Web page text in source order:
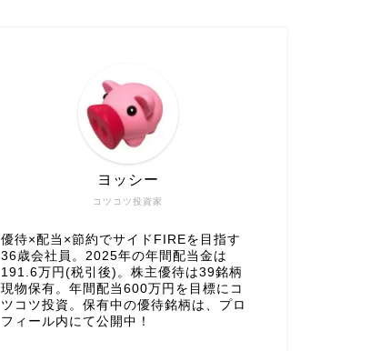
コツコツ投資家
ヨッシー
優待×配当×節約でサイドFIREを目指す
36歳会社員。2025年の年間配当金は
191.6万円(税引後)。株主優待は39銘柄
現物保有。年間配当600万円を目標にコ
ツコツ投資。保有中の優待銘柄は、プロ
フィール内にて公開中！